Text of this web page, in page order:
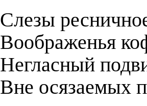
Слезы
Воображенья
Негласный
Вне осязаемых